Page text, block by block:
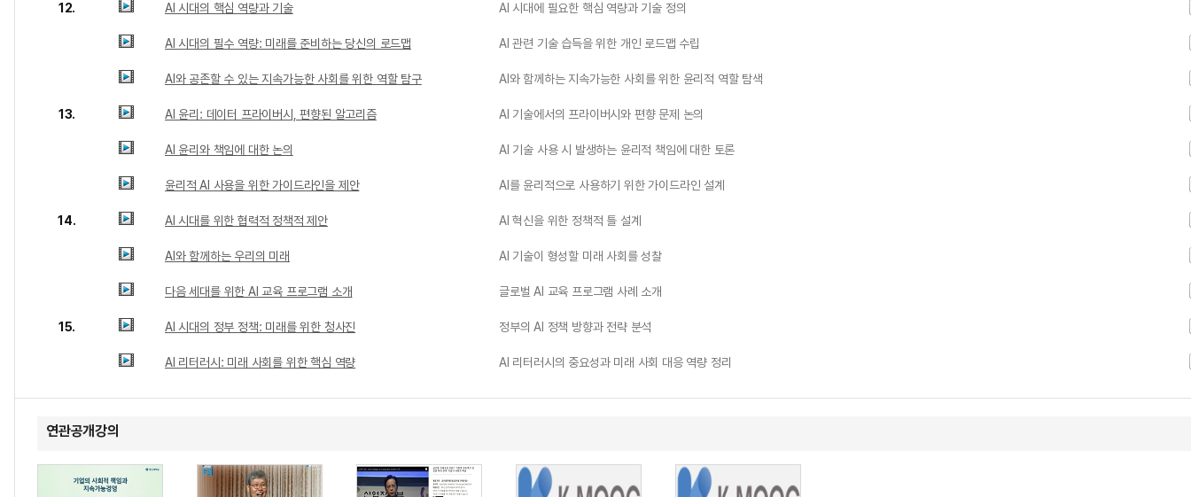
12. AI 시대의 핵심 역량과 기술 AI 시대에 필요한 핵심 역량과 기술 정의
AI 시대의 필수 역량: 미래를 준비하는 당신의 로드맵 AI 관련 기술 습득을 위한 개인 로드맵 수립
AI와 공존할 수 있는 지속가능한 사회를 위한 역할 탐구 AI와 함께하는 지속가능한 사회를 위한 윤리적 역할 탐색
13. AI 윤리: 데이터 프라이버시, 편향된 알고리즘 AI 기술에서의 프라이버시와 편향 문제 논의
AI 윤리와 책임에 대한 논의 AI 기술 사용 시 발생하는 윤리적 책임에 대한 토론
윤리적 AI 사용을 위한 가이드라인을 제안 AI를 윤리적으로 사용하기 위한 가이드라인 설계
14. AI 시대를 위한 협력적 정책적 제안 AI 혁신을 위한 정책적 틀 설계
AI와 함께하는 우리의 미래 AI 기술이 형성할 미래 사회를 성찰
다음 세대를 위한 AI 교육 프로그램 소개 글로벌 AI 교육 프로그램 사례 소개
15. AI 시대의 정부 정책: 미래를 위한 청사진 정부의 AI 정책 방향과 전략 분석
AI 리터러시: 미래 사회를 위한 핵심 역량 AI 리터러시의 중요성과 미래 사회 대응 역량 정리
연관공개강의